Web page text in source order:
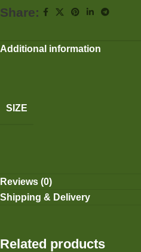
Share:
Additional information
SIZE
Reviews (0)
Shipping & Delivery
Related products